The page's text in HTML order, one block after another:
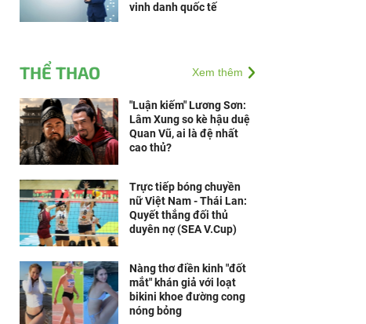
vinh danh quốc tế
THỂ THAO Xem thêm
"Luận kiếm" Lương Sơn:
Lâm Xung so kè hậu duệ
Quan Vũ, ai là đệ nhất
cao thủ?
Trực tiếp bóng chuyền
nữ Việt Nam - Thái Lan:
Quyết thắng đối thủ
duyên nợ (SEA V.Cup)
Nàng thơ điền kinh "đốt
mắt" khán giả với loạt
bikini khoe đường cong
nóng bỏng